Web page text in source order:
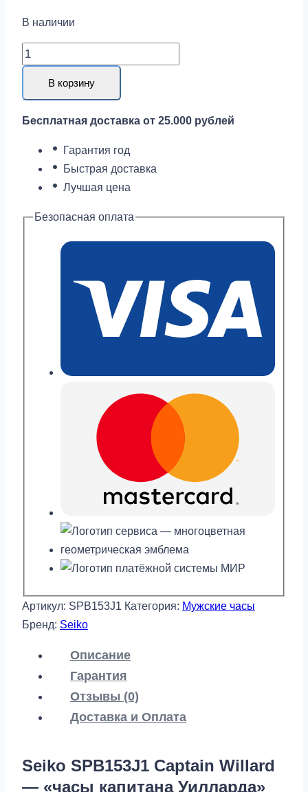
В наличии
Количество
товара
Seiko
SPB153J1
В корзину
Бесплатная доставка от 25.000 рублей
Гарантия год
Быстрая доставка
Лучшая цена
Безопасная оплата
Артикул: SPB153J1 Категория: Мужские часы
Бренд: Seiko
Описание
Гарантия
Отзывы (0)
Доставка и Оплата
Seiko SPB153J1 Captain Willard
— «часы капитана Уилларда»